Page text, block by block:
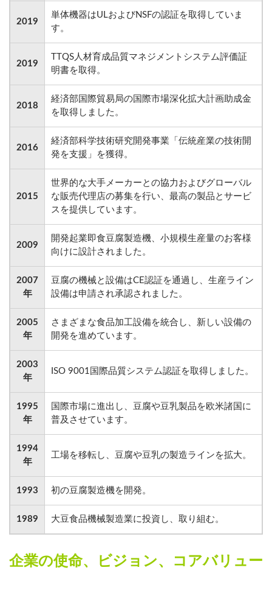
2019
単体機器はULおよびNSFの認証を取得していま
す。
2019
TTQS人材育成品質マネジメントシステム評価証
明書を取得。
2018
経済部国際貿易局の国際市場深化拡大計画助成金
を取得しました。
2016
経済部科学技術研究開発事業「伝統産業の技術開
発を支援」を獲得。
2015
世界的な大手メーカーとの協力およびグローバル
な販売代理店の募集を行い、最高の製品とサービ
スを提供しています。
2009
開発起業即食豆腐製造機、小規模生産量のお客様
向けに設計されました。
2007
年
豆腐の機械と設備はCE認証を通過し、生産ライン
設備は申請され承認されました。
2005
年
さまざまな食品加工設備を統合し、新しい設備の
開発を進めています。
2003
年
ISO 9001国際品質システム認証を取得しました。
1995
年
国際市場に進出し、豆腐や豆乳製品を欧米諸国に
普及させています。
1994
年
工場を移転し、豆腐や豆乳の製造ラインを拡大。
1993 初の豆腐製造機を開発。
1989 大豆食品機械製造業に投資し、取り組む。
企業の使命、ビジョン、コアバリュー